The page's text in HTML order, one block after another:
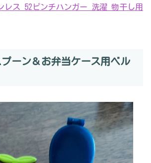
ンレス 52ピンチハンガー 洗濯 物干し用
ーン＆お弁当ケース用ベル